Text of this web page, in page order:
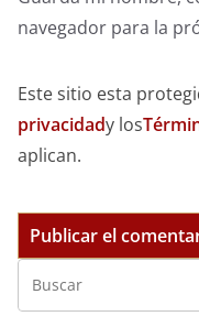
navegador para la
Este sitio esta
privacidady los
aplican.